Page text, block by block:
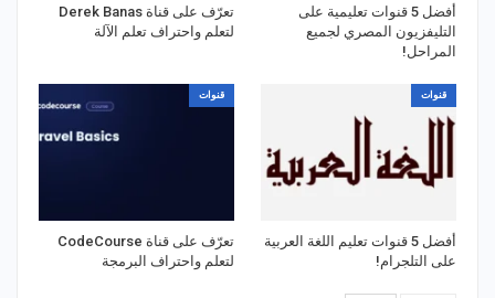
أفضل 5 قنوات تعليمية على
التليفزيون المصري لجميع
المراحل!
تعرّف على قناة Derek Banas
لتعلم واحتراف تعلم الآلة
قنوات
أفضل 5 قنوات تعليم اللغة العربية
على التلجرام!
قنوات
تعرّف على قناة CodeCourse
لتعلم واحتراف البرمجة